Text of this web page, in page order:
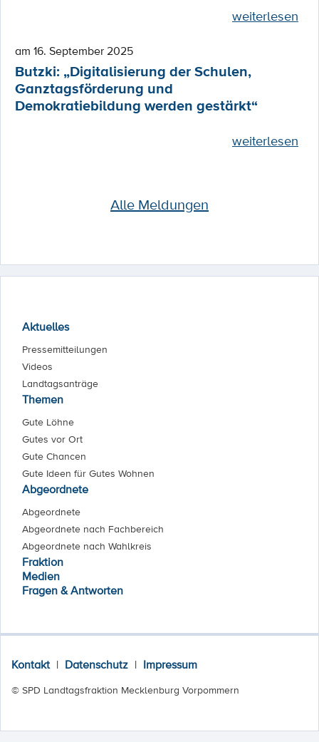
weiterlesen
am 16. September 2025
Butzki: „Digitalisierung der Schulen,
Ganztagsförderung und
Demokratiebildung werden gestärkt“
weiterlesen
Alle Meldungen
Aktuelles
Pressemitteilungen
Videos
Landtagsanträge
Themen
Gute Löhne
Gutes vor Ort
Gute Chancen
Gute Ideen für Gutes Wohnen
Abgeordnete
Abgeordnete
Abgeordnete nach Fachbereich
Abgeordnete nach Wahlkreis
Fraktion
Medien
Fragen & Antworten
Kontakt | Datenschutz | Impressum
© SPD Landtagsfraktion Mecklenburg Vorpommern